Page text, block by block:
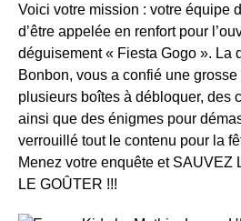
Voici votre mission : votre équipe
d’être appelée en renfort pour
déguisement « Fiesta Gogo ». La
Bonbon, vous a confié une
plusieurs boîtes à débloquer, des
ainsi que des énigmes pour
verrouillé tout le contenu pour la
Menez votre enquête et SAUVEZ
LE GOÛTER !!!